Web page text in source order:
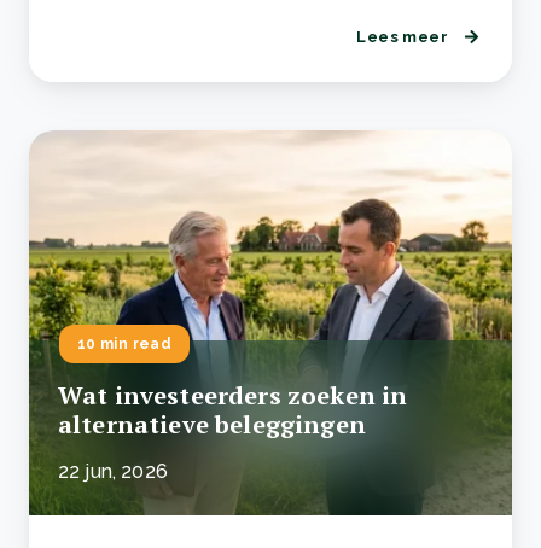
Lees meer
10 min read
Wat investeerders zoeken in
alternatieve beleggingen
22 jun, 2026